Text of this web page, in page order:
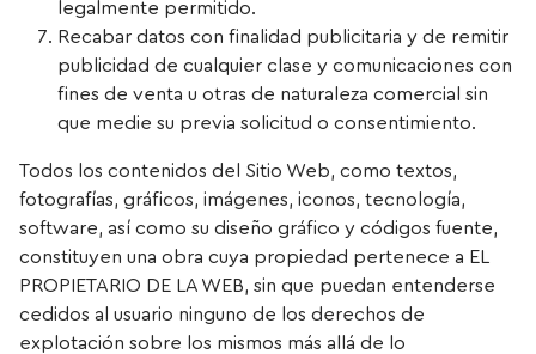
legalmente permitido.
Recabar datos con finalidad publicitaria y de remitir
publicidad de cualquier clase y comunicaciones con
fines de venta u otras de naturaleza comercial sin
que medie su previa solicitud o consentimiento.
Todos los contenidos del Sitio Web, como textos,
fotografías, gráficos, imágenes, iconos, tecnología,
software, así como su diseño gráfico y códigos fuente,
constituyen una obra cuya propiedad pertenece a EL
PROPIETARIO DE LA WEB, sin que puedan entenderse
cedidos al usuario ninguno de los derechos de
explotación sobre los mismos más allá de lo